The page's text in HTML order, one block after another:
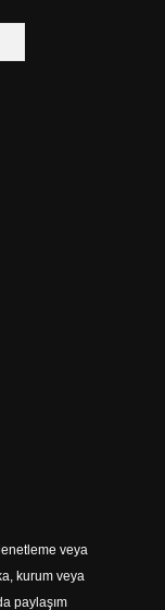
veya
kurum veya
paylaşım